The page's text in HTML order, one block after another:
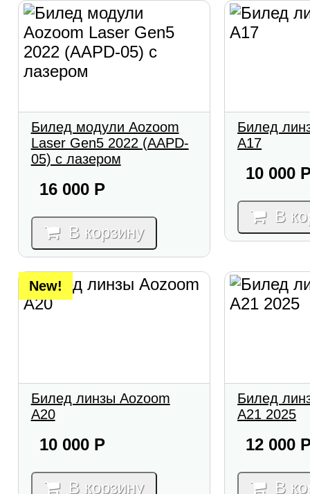
Билед модули Aozoom
Laser Gen5 2022 (AAPD-
05) с лазером
16 000 Р
В корзину
Билед
A17
10 000
В
New!
Билед линзы Aozoom
A20
10 000 Р
В корзину
Билед
A21 2025
12 000
В